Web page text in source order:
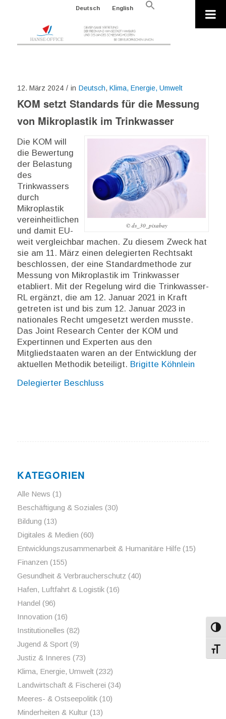
Deutsch English
Search
12. März 2024 / in Deutsch, Klima, Energie, Umwelt
KOM setzt Standards für die Messung
von Mikroplastik im Trinkwasser
© ds_30_pixabay
Die KOM will
die Bewertung
der Belastung
des
Trinkwassers
durch
Mikroplastik
vereinheitlichen
und damit EU-
weit vergleichbar machen. Zu diesem Zweck hat
sie am 11. März einen delegierten Rechtsakt
beschlossen, der eine Standardmethode zur
Messung von Mikroplastik im Trinkwasser
etabliert. Mit der Regelung wird die Trinkwasser-
RL ergänzt, die am 12. Januar 2021 in Kraft
getreten ist und bis zum 12. Januar 2023 in
nationales Recht umgesetzt werden musste.
Das Joint Research Center der KOM und
Expertinnen und Experten aus den
Mitgliedstaaten waren an der Entwicklung der
aktuellen Methodik beteiligt. Brigitte Köhnlein
Delegierter Beschluss
KATEGORIEN
Alle News (1)
Beschäftigung & Soziales (30)
Bildung (13)
Digitales & Medien (60)
Entwicklungszusammenarbeit & Humanitäre Hilfe(15)
Finanzen (155)
Gesundheit & Verbraucherschutz (40)
Hafen, Luftfahrt & Logistik(16)
Handel (96)
Innovation (16)
Institutionelles (82)
Jugend & Sport(9)
Justiz & Inneres (73)
Klima, Energie, Umwelt(232)
Landwirtschaft & Fischerei (34)
Meeres- & Ostseepolitik(10)
Minderheiten & Kultur(13)